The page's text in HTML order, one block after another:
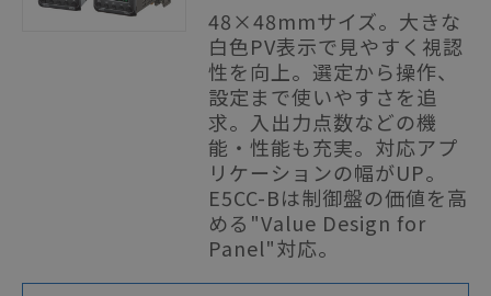
48×48mmサイズ。大きな
白色PV表示で見やすく視認
性を向上。選定から操作、
設定まで使いやすさを追
求。入出力点数などの機
能・性能も充実。対応アプ
リケーションの幅がUP。
E5CC-Bは制御盤の価値を高
める"Value Design for
Panel"対応。